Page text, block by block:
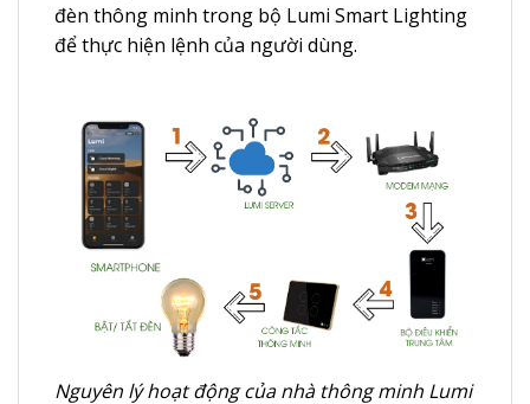
đèn thông minh trong bộ Lumi Smart Lighting
để thực hiện lệnh của người dùng.
Nguyên lý hoạt động của nhà thông minh Lumi